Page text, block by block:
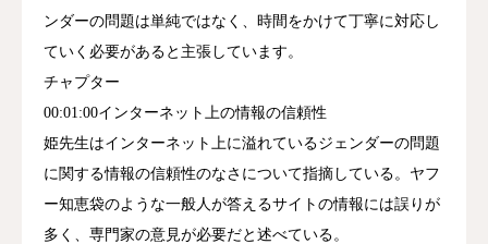
ンダーの問題は単純ではなく、時間をかけて丁寧に対応し
ていく必要があると主張しています。
チャプター
00:01:00インターネット上の情報の信頼性
姫先生はインターネット上に溢れているジェンダーの問題
に関する情報の信頼性のなさについて指摘している。ヤフ
ー知恵袋のような一般人が答えるサイトの情報には誤りが
多く、専門家の意見が必要だと述べている。